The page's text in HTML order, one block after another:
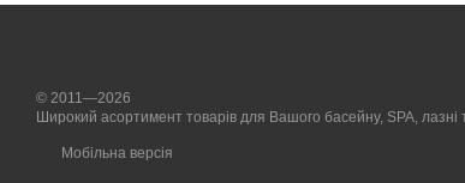
© 2011—2026
Широкий асортимент товарів для Вашого басейну, SPA, лазні
Мобільна версія